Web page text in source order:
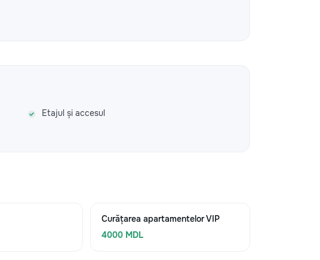
Etajul și accesul
Curățarea apartamentelor VIP
4000 MDL